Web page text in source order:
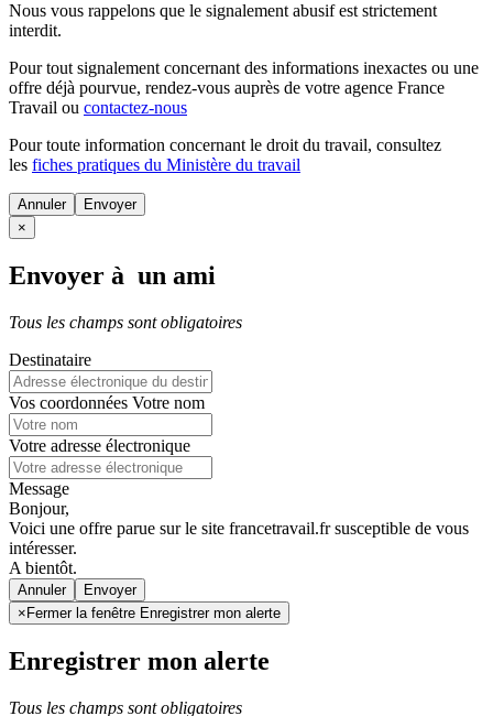
Nous vous rappelons que le signalement abusif est strictement
interdit.
Pour tout signalement concernant des informations inexactes ou une
offre déjà pourvue, rendez-vous auprès de votre agence France
Travail ou contactez-nous
Pour toute information concernant le droit du travail, consultez
les fiches pratiques du Ministère du travail
Annuler
×
Envoyer à un ami
Tous les champs sont obligatoires
Destinataire
Vos coordonnées Votre nom
Votre adresse électronique
Message
Bonjour,
Voici une offre parue sur le site francetravail.fr susceptible de vous
intéresser.
A bientôt.
Annuler
× Fermer la fenêtre Enregistrer mon alerte
Enregistrer mon alerte
Tous les champs sont obligatoires